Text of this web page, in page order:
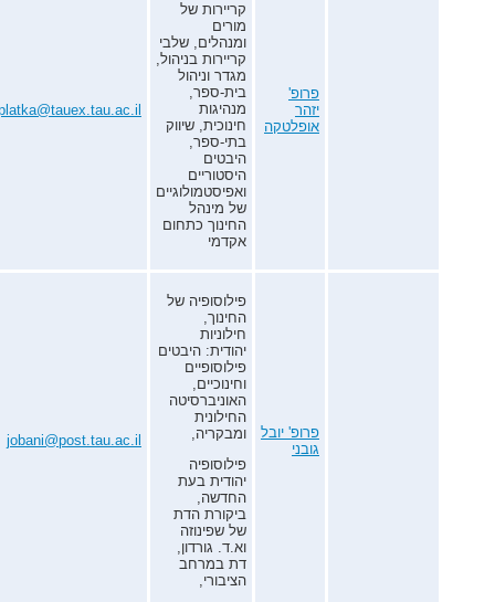
פרופ'
יזהר
אופלטקה
קריירות של
מורים
ומנהלים, שלבי
קריירות בניהול,
מגדר וניהול
בית-ספר,
מנהיגות
חינוכית, שיווק
בתי-ספר,
היבטים
היסטוריים
ואפיסטמולוגיים
של מינהל
החינוך כתחום
אקדמי
פרופ' יובל
גובני
פילוסופיה של
החינוך,
חילוניות
יהודית: היבטים
פילוסופיים
וחינוכיים,
האוניברסיטה
החילונית
ומבקריה,
פילוסופיה
יהודית בעת
החדשה,
ביקורת הדת
של שפינוזה
וא.ד. גורדון,
דת במרחב
הציבורי,
jobani@post.tau.ac.il